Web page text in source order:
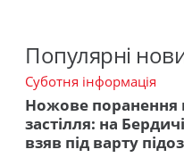
Популярні
Суботня інформація
Ножове поранення
застілля: на
взяв під варту